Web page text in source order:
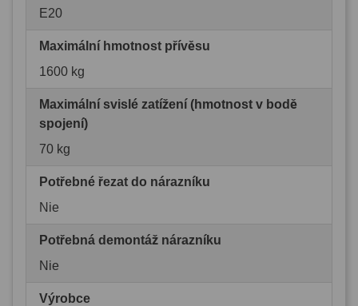
E20
Maximální hmotnost přívěsu
1600 kg
Maximální svislé zatížení (hmotnost v bodě
spojení)
70 kg
Potřebné řezat do nárazníku
Nie
Potřebná demontáž nárazníku
Nie
Výrobce